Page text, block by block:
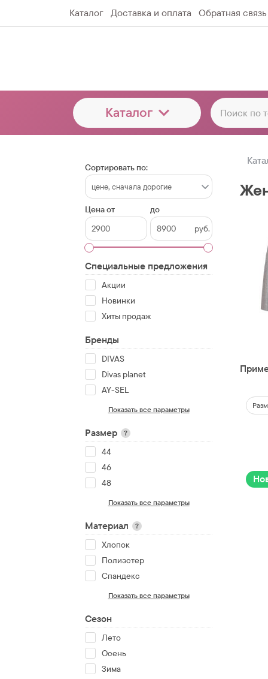
Каталог Доставка и оплата Обратная связь
Каталог
Сортировать по:
Цена от
до
руб.
Специальные предложения
Акции
Новинки
Хиты продаж
Бренды
DIVAS
Divas planet
AY-SEL
Показать все параметры
Размер ?
44
46
48
Показать все параметры
Материал ?
Хлопок
Полиэстер
Спандекс
Показать все параметры
Сезон
Лето
Осень
Зима